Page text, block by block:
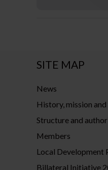
SITE MAP
News
History, mission
Structure and
Members
Local Development
Billateral Initiative